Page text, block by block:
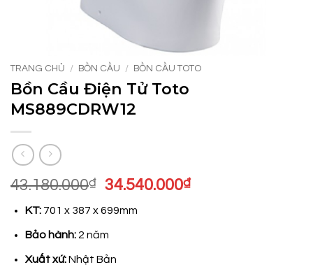
TRANG CHỦ / BỒN CẦU / BỒN CẦU TOTO
Bồn Cầu Điện Tử Toto
MS889CDRW12
43.180.000₫
Giá
là:
43.180.000₫.
34.540.000₫Giá
KT:701 x 387 x 699mm
Bảo hành: 2 năm
Xuất xứ:Nhật Bản